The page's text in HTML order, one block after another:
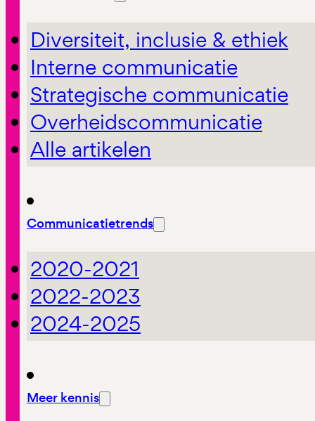
Diversiteit, inclusie & ethiek
Interne communicatie
Strategische communicatie
Overheidscommunicatie
Alle artikelen
Communicatietrends
2020-2021
2022-2023
2024-2025
Meer kennis